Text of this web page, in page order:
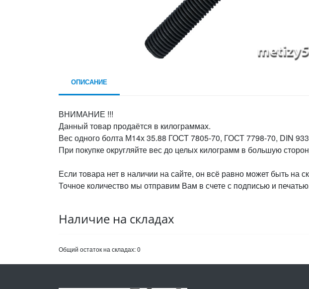
ОПИСАНИЕ
ВНИМАНИЕ !!!
Данный товар продаётся в килограммах.
Вес одного болта М14х 35.88 ГОСТ 7805-70, ГОСТ 7798-70, DIN
При покупке округляйте вес до целых килограмм в большую
Если товара нет в наличии на сайте, он всё равно может быть на
Точное количество мы отправим Вам в счете с подписью и
Наличие на складах
Общий остаток на складах:0